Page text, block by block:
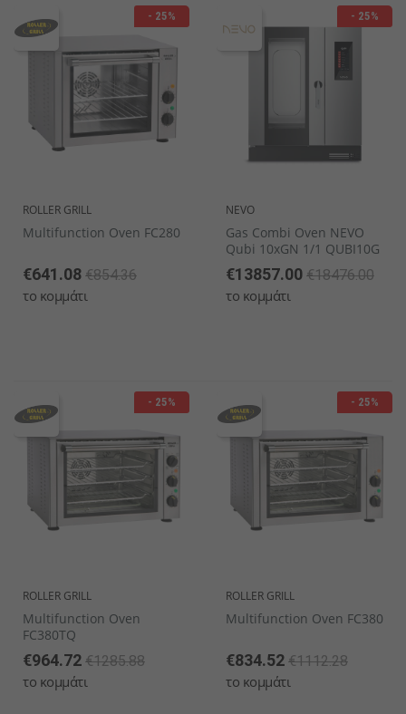
ROLLER GRILL
Multifunction Oven FC280
€641.08 €854.36
το κομμάτι
- 25%
NEVO
Gas Combi Oven NEVO
Qubi 10xGN 1/1 QUBI10G
€13857.00 €18476.00
το κομμάτι
- 25%
ROLLER GRILL
Multifunction Oven
FC380TQ
€964.72 €1285.88
το κομμάτι
- 25%
ROLLER GRILL
Multifunction Oven FC380
€834.52 €1112.28
το κομμάτι
- 25%